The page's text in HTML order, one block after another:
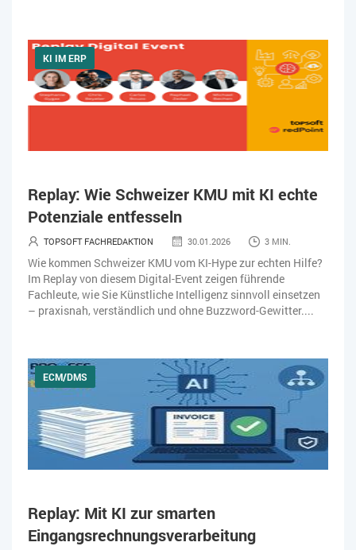
KI IM ERP
Replay: Wie Schweizer KMU mit KI echte
Potenziale entfesseln
TOPSOFT FACHREDAKTION 30.01.2026 3 MIN.
Wie kommen Schweizer KMU vom KI-Hype zur echten Hilfe?
Im Replay von diesem Digital-Event zeigen führende
Fachleute, wie Sie Künstliche Intelligenz sinnvoll einsetzen
– praxisnah, verständlich und ohne Buzzword-Gewitter....
ECM/DMS
Replay: Mit KI zur smarten
Eingangsrechnungsverarbeitung